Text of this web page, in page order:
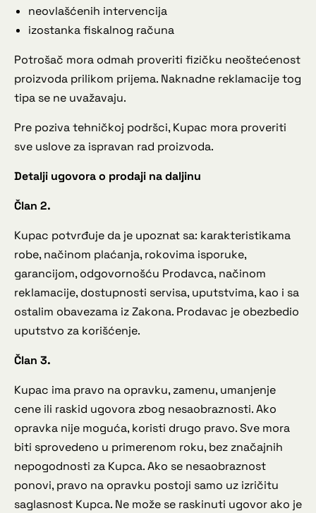
neovlašćenih intervencija
izostanka fiskalnog računa
Potrošač mora odmah proveriti fizičku neoštećenost
proizvoda prilikom prijema. Naknadne reklamacije tog
tipa se ne uvažavaju.
Pre poziva tehničkoj podršci, Kupac mora proveriti
sve uslove za ispravan rad proizvoda.
Detalji ugovora o prodaji na daljinu
Član 2.
Kupac potvrđuje da je upoznat sa: karakteristikama
robe, načinom plaćanja, rokovima isporuke,
garancijom, odgovornošću Prodavca, načinom
reklamacije, dostupnosti servisa, uputstvima, kao i sa
ostalim obavezama iz Zakona. Prodavac je obezbedio
uputstvo za korišćenje.
Član 3.
Kupac ima pravo na opravku, zamenu, umanjenje
cene ili raskid ugovora zbog nesaobraznosti. Ako
opravka nije moguća, koristi drugo pravo. Sve mora
biti sprovedeno u primerenom roku, bez značajnih
nepogodnosti za Kupca. Ako se nesaobraznost
ponovi, pravo na opravku postoji samo uz izričitu
saglasnost Kupca. Ne može se raskinuti ugovor ako je